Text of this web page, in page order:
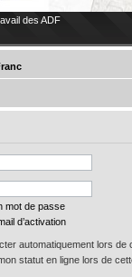
des ADF
mot de passe
d’activation
automatiquement lors de
statut en ligne lors de